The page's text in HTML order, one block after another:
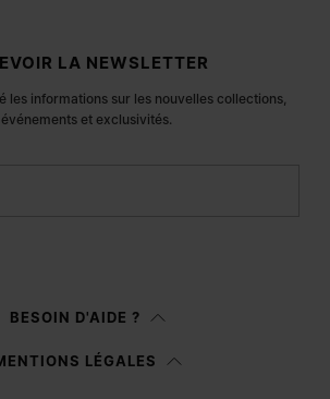
LA NEWSLETTER
les informations sur les nouvelles collections,
événements et exclusivités.
BESOIN D'AIDE ?
LÉGALES